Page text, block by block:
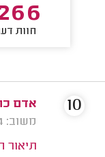
חוות
אדם
משוב: 06/11/2024
תיאור
10